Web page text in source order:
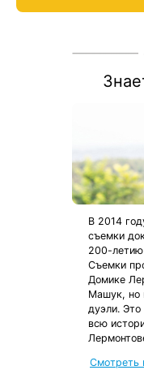
В 2014
съемки
200-
Съемки
Домике
Машук, но
дуэли.
всю
Смотреть